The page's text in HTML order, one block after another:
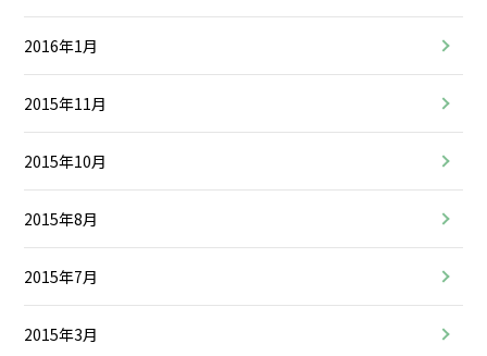
2016年1月
2015年11月
2015年10月
2015年8月
2015年7月
2015年3月